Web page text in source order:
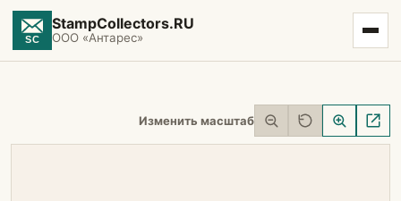
StampCollectors.RU
ООО «Антарес»
Изменить масштаб